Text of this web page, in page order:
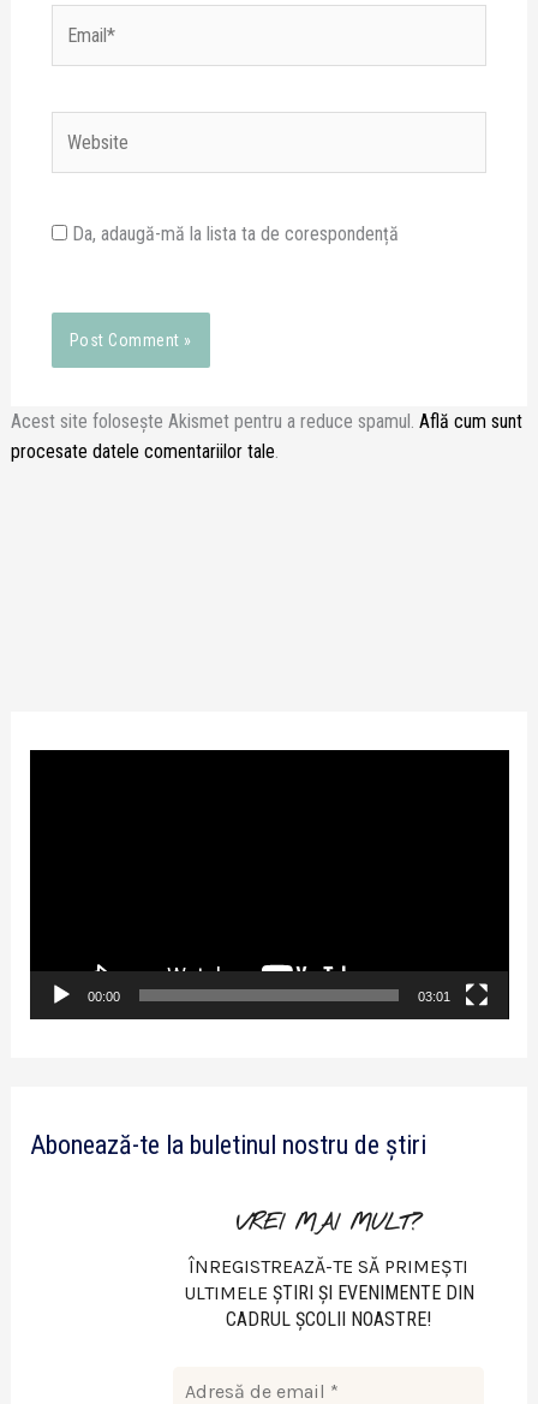
Da, adaugă-mă la lista ta de corespondență
Acest site folosește Akismet pentru a reduce spamul. Află cum sunt
procesate datele comentariilor tale
o
00:00 03:01
Abonează-te la buletinul nostru de știri
VREI MAI MULT?
ÎNREGISTREAZĂ-TE SĂ PRIMEȘTI
ULTIMELE ŞTIRI ŞI EVENIMENTE DIN
CADRUL ŞCOLII NOASTRE!